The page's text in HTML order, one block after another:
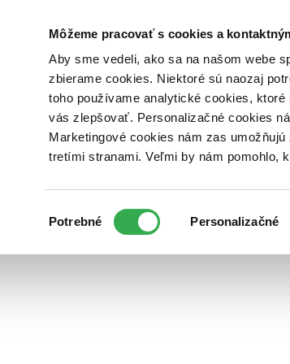
Môžeme pracovať s cookies a
Aby sme vedeli, ako sa na našom webe
zbierame cookies. Niektoré sú naozaj
toho používame analytické cookies,
vás zlepšovať. Personalizačné cookies
Marketingové cookies nám zas
tretími stranami. Veľmi by nám pomohlo,
súhlasu
Potrebné Personalizačné